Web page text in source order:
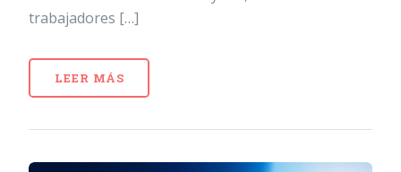
trabajadores […]
LEER MÁS